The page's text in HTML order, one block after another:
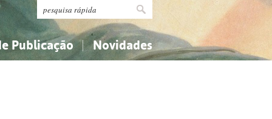
Publicação Novidades